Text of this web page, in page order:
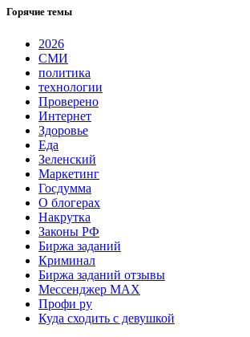
Горячие темы
2026
СМИ
политика
технологии
Проверено
Интернет
Здоровье
Еда
Зеленский
Маркетинг
Госдумма
О блогерах
Накрутка
Законы РФ
Биржа заданий
Криминал
Биржа заданий отзывы
Мессенджер MAX
Профи ру
Куда сходить с девушкой